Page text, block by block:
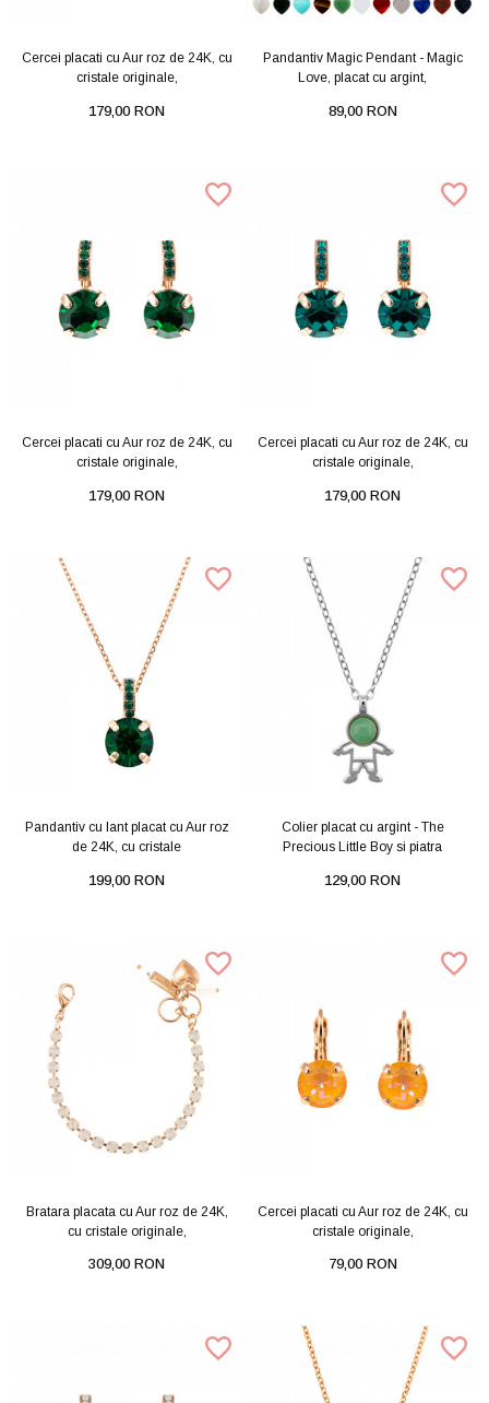
Cercei placati cu Aur roz de 24K, cu
cristale originale,
179,00 RON
Pandantiv Magic Pendant - Magic
Love, placat cu argint,
89,00 RON
Cercei placati cu Aur roz de 24K, cu
cristale originale,
179,00 RON
Cercei placati cu Aur roz de 24K, cu
cristale originale,
179,00 RON
Pandantiv cu lant placat cu Aur roz
de 24K, cu cristale
199,00 RON
Colier placat cu argint - The
Precious Little Boy si piatra
129,00 RON
Bratara placata cu Aur roz de 24K,
cu cristale originale,
309,00 RON
Cercei placati cu Aur roz de 24K, cu
cristale originale,
79,00 RON